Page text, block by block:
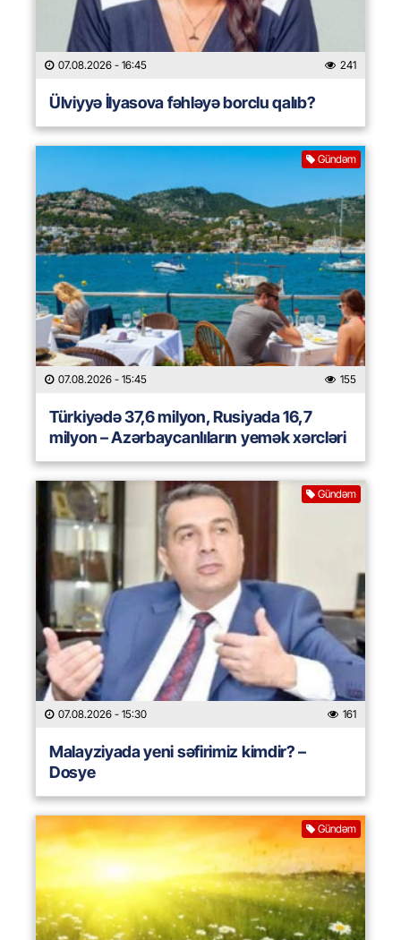
07.08.2026 - 16:45 241
Ülviyyə İlyasova fəhləyə borclu qalıb?
Gündəm
07.08.2026 - 15:45 155
Türkiyədə 37,6 milyon, Rusiyada 16,7
milyon – Azərbaycanlıların yemək xərcləri
Gündəm
07.08.2026 - 15:30 161
Malayziyada yeni səfirimiz kimdir? –
Dosye
Gündəm